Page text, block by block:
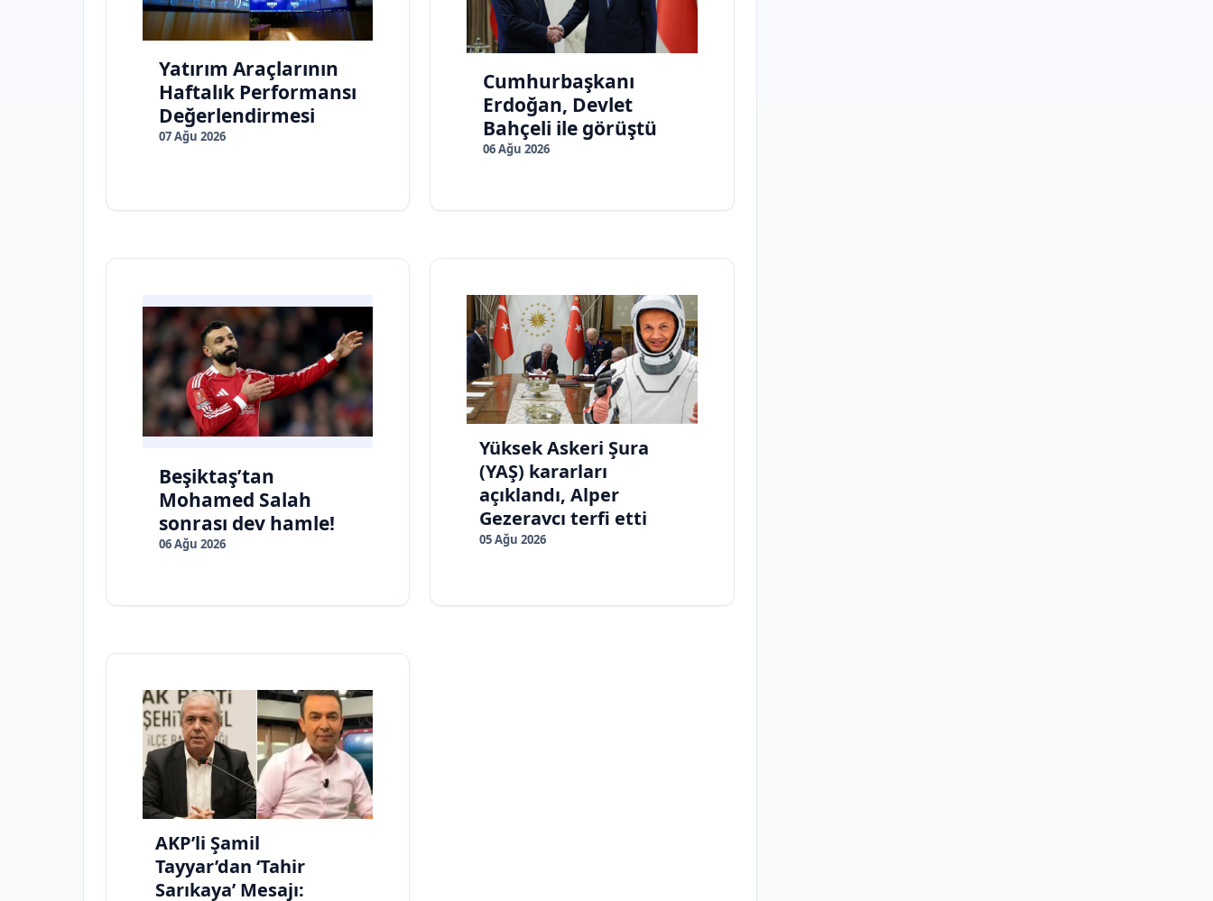
Yatırım Araçlarının
Haftalık Performansı
Değerlendirmesi
07 Ağu 2026
Cumhurbaşkanı
Erdoğan, Devlet
Bahçeli ile görüştü
06 Ağu 2026
Beşiktaş’tan
Mohamed Salah
sonrası dev hamle!
06 Ağu 2026
Yüksek Askeri Şura
(YAŞ) kararları
açıklandı, Alper
Gezeravcı terfi etti
05 Ağu 2026
AKP’li Şamil
Tayyar’dan ‘Tahir
Sarıkaya’ Mesajı: